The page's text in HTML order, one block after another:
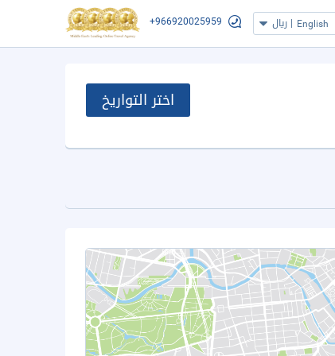
English
| ريال +966920025959
اختر التواريخ